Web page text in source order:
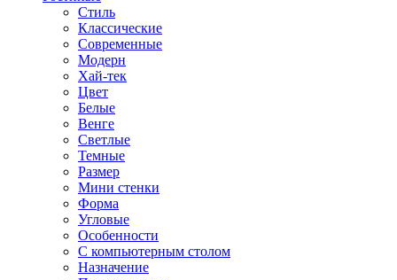
Стиль
Классические
Современные
Модерн
Хай-тек
Цвет
Белые
Венге
Светлые
Темные
Размер
Мини стенки
Форма
Угловые
Особенности
С компьютерным столом
Назначение